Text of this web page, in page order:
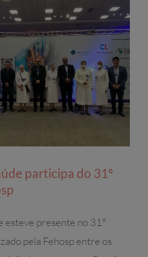
participa do 31º
esteve presente no 31º
pela Fehosp entre os